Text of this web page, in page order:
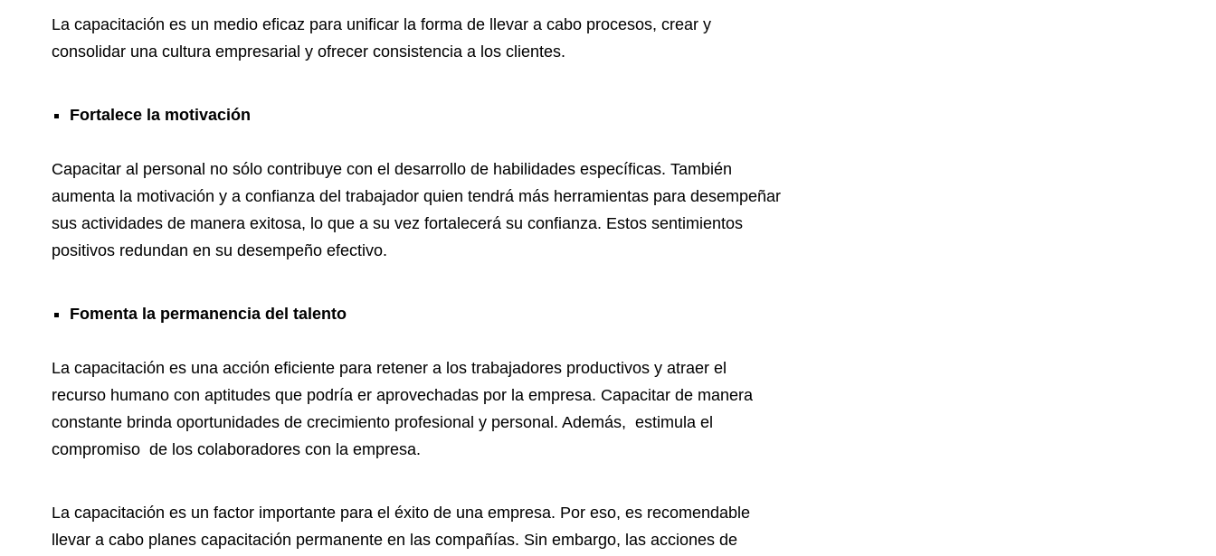
La capacitación es un medio eficaz para unificar la forma de llevar a cabo procesos, crear y
consolidar una cultura empresarial y ofrecer consistencia a los clientes.
Fortalece la motivación
Capacitar al personal no sólo contribuye con el desarrollo de habilidades específicas. También
aumenta la motivación y a confianza del trabajador quien tendrá más herramientas para desempeñar
sus actividades de manera exitosa, lo que a su vez fortalecerá su confianza. Estos sentimientos
positivos redundan en su desempeño efectivo.
Fomenta la permanencia del talento
La capacitación es una acción eficiente para retener a los trabajadores productivos y atraer el
recurso humano con aptitudes que podría er aprovechadas por la empresa. Capacitar de manera
constante brinda oportunidades de crecimiento profesional y personal. Además, estimula el
compromiso de los colaboradores con la empresa.
La capacitación es un factor importante para el éxito de una empresa. Por eso, es recomendable
llevar a cabo planes capacitación permanente en las compañías. Sin embargo, las acciones de